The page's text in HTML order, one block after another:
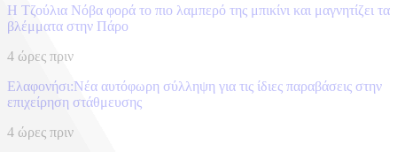
Η Τζούλια Νόβα φορά το πιο λαμπερό της μπικίνι και μαγνητίζει τα
βλέμματα στην Πάρο
4 ώρες πριν
Ελαφονήσι:Νέα αυτόφωρη σύλληψη για τις ίδιες παραβάσεις στην
επιχείρηση στάθμευσης
4 ώρες πριν